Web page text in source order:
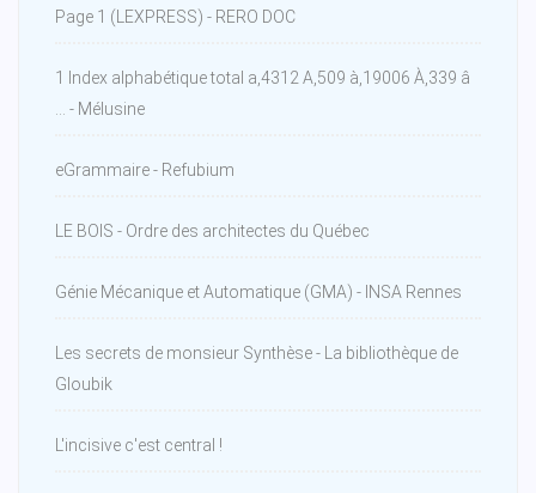
Page 1 (LEXPRESS) - RERO DOC
1 Index alphabétique total a,4312 A,509 à,19006 À,339 â
... - Mélusine
eGrammaire - Refubium
LE BOIS - Ordre des architectes du Québec
Génie Mécanique et Automatique (GMA) - INSA Rennes
Les secrets de monsieur Synthèse - La bibliothèque de
Gloubik
L'incisive c'est central !